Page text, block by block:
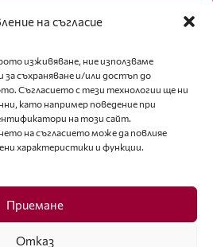
на съгласие
изживяване, ние използваме
съхраняване и/или достъп до
Съгласието с тези технологии ще ни
като например поведение при
на този сайт.
на съгласието може да повлияе
характеристики и функции.
Приемане
Отказ